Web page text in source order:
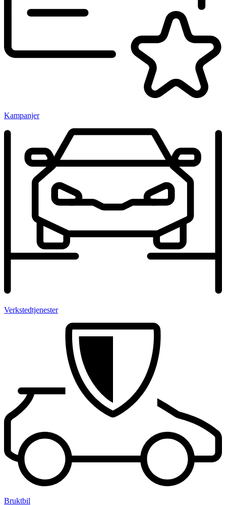
Kampanjer
Verksted­tjenester
Bruktbil